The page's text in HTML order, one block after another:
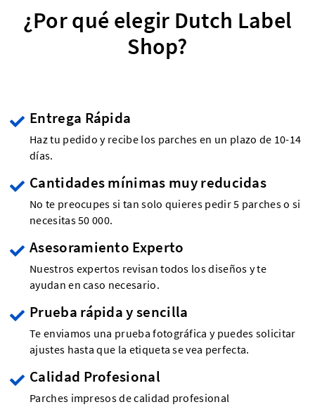
¿Por qué elegir Dutch Label
Shop?
Entrega Rápida
Haz tu pedido y recibe los parches en un plazo de 10-14
días.
Cantidades mínimas muy reducidas
No te preocupes si tan solo quieres pedir 5 parches o si
necesitas 50 000.
Asesoramiento Experto
Nuestros expertos revisan todos los diseños y te
ayudan en caso necesario.
Prueba rápida y sencilla
Te enviamos una prueba fotográfica y puedes solicitar
ajustes hasta que la etiqueta se vea perfecta.
Calidad Profesional
Parches impresos de calidad profesional